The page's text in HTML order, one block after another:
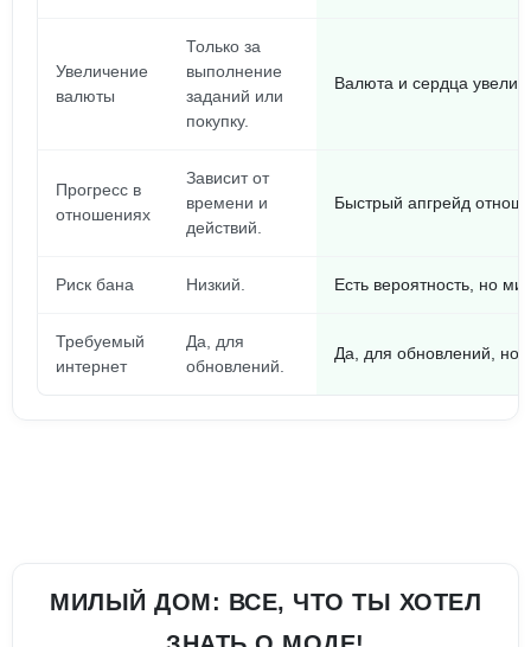
Увеличение
валюты
Только за
выполнение
заданий или
покупку.
Валюта и сердца
Прогресс в
отношениях
Зависит от
времени и
действий.
Быстрый апгрейд
Риск бана Низкий. Есть вероятность, но
Требуемый
интернет
Да, для
обновлений.
Да, для обновлений, но
МИЛЫЙ ДОМ: ВСЕ, ЧТО ТЫ ХОТЕЛ